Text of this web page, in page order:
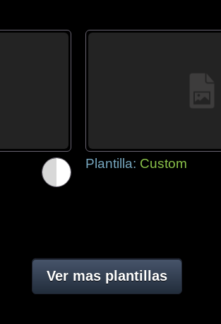
Plantilla: Custom
Ver mas plantillas